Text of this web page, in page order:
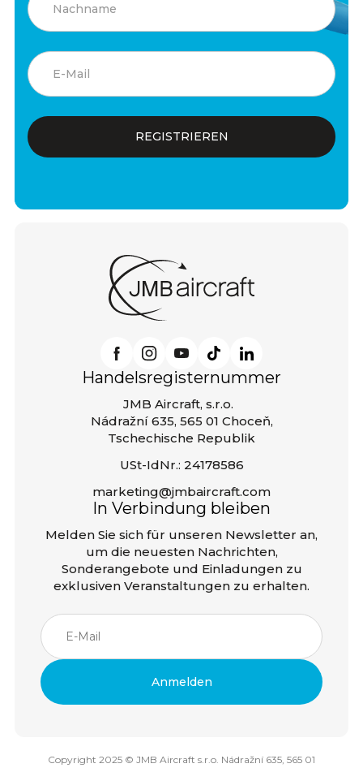
Handelsregisternummer
JMB Aircraft, s.r.o.
Nádražní 635, 565 01 Choceň,
Tschechische Republik
USt-IdNr.: 24178586
marketing@jmbaircraft.com
In Verbindung bleiben
Melden Sie sich für unseren Newsletter an,
um die neuesten Nachrichten,
Sonderangebote und Einladungen zu
exklusiven Veranstaltungen zu erhalten.
Copyright 2025 © JMB Aircraft s.r.o. Nádražní 635, 565 01